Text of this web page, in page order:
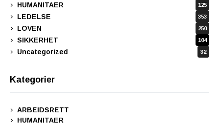
HUMANITAER 125
LEDELSE 353
LOVEN 250
SIKKERHET 104
Uncategorized 32
Kategorier
ARBEIDSRETT
HUMANITAER